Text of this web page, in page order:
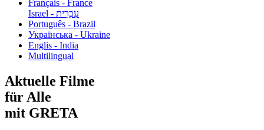
Français - France
עִבְרִית - Israel
Português - Brazil
Українська - Ukraine
Englis - India
Multilingual
Aktuelle Filme
für Alle
mit GRETA